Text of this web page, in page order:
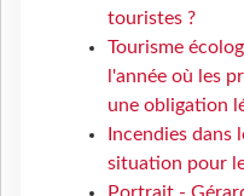
touristes ?
Tourisme
l'année où les
une obligation
Incendies dans
situation pour
Portrait -